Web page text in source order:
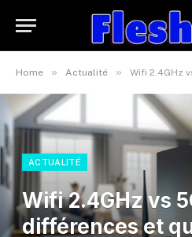
Home » Actualité » Wifi 2.4GHz vs
ACTUALITÉ
Wifi 2.4GHz vs
différences et